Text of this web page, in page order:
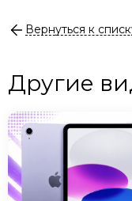
Вернуться к
Другие